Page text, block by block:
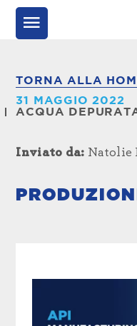
TORNA ALLA
31 MAGGIO 2022
ACQUA
Inviato da: Natolie